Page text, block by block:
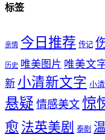
标签
亲情 今日推荐 传记
历史 唯美图片 唯美文
新 小清新文字 小
悬疑 情感美文 惊
愈 法英美剧 泰剧